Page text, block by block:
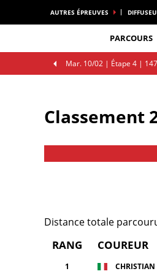
AUTRES ÉPREUVES
PARCOURS
Mar. 10/02 | Étape 4 |
Classement
Distance totale
RANG COUREUR
1